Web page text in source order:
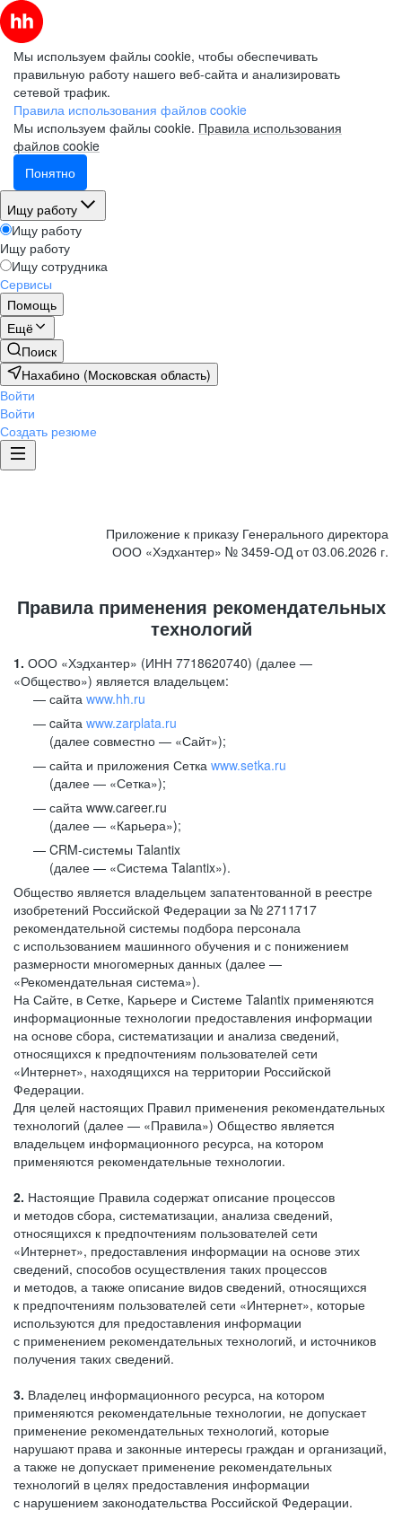
Мы используем файлы cookie, чтобы обеспечивать
правильную работу нашего веб-сайта и анализировать
сетевой трафик.
Правила использования файлов cookie
Мы используем файлы cookie. Правила использования
файлов cookie
Понятно
Ищу работу
Ищу работу
Ищу работу
Ищу сотрудника
Сервисы
Помощь
Ещё
Поиск
Нахабино (Московская область)
Войти
Войти
Создать резюме
Приложение к приказу Генерального директора
ООО «Хэдхантер» № 3459-ОД от 03.06.2026 г.
Правила применения рекомендательных
технологий
1. ООО «Хэдхантер» (ИНН 7718620740) (далее —
«Общество») является владельцем:
сайта www.hh.ru
cайта www.zarplata.ru
(далее совместно — «Сайт»);
сайта и приложения Сетка www.setka.ru
(далее — «Сетка»);
сайта www.career.ru
(далее — «Карьера»);
CRM-системы Talantix
(далее — «Система Talantix»).
Общество является владельцем запатентованной в реестре
изобретений Российской Федерации за № 2711717
рекомендательной системы подбора персонала
с использованием машинного обучения и с понижением
размерности многомерных данных (далее —
«Рекомендательная система»).
На Сайте, в Сетке, Карьере и Системе Talantix применяются
информационные технологии предоставления информации
на основе сбора, систематизации и анализа сведений,
относящихся к предпочтениям пользователей сети
«Интернет», находящихся на территории Российской
Федерации.
Для целей настоящих Правил применения рекомендательных
технологий (далее — «Правила») Общество является
владельцем информационного ресурса, на котором
применяются рекомендательные технологии.
2. Настоящие Правила содержат описание процессов
и методов сбора, систематизации, анализа сведений,
относящихся к предпочтениям пользователей сети
«Интернет», предоставления информации на основе этих
сведений, способов осуществления таких процессов
и методов, а также описание видов сведений, относящихся
к предпочтениям пользователей сети «Интернет», которые
используются для предоставления информации
с применением рекомендательных технологий, и источников
получения таких сведений.
3. Владелец информационного ресурса, на котором
применяются рекомендательные технологии, не допускает
применение рекомендательных технологий, которые
нарушают права и законные интересы граждан и организаций,
а также не допускает применение рекомендательных
технологий в целях предоставления информации
с нарушением законодательства Российской Федерации.